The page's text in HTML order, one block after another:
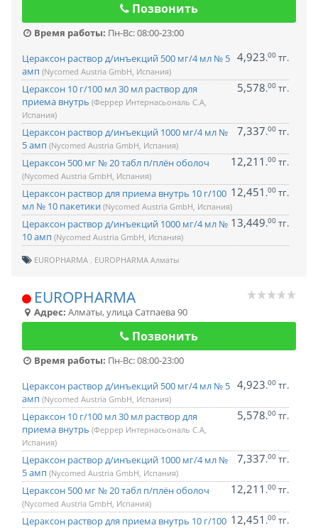
Позвонить
Время работы: Пн-Вс: 08:00-23:00
Цераксон раствор д/инъекций 500 мг/4 мл № 5
амп (Nycomed Austria GmbH, Испания)
4,923.00 тг.
Цераксон 10 г/100 мл 30 мл раствор для
приема внутрь (Феррер Интернасьональ С.А,
Испания)
5,578.00 тг.
Цераксон раствор д/инъекций 1000 мг/4 мл №
5 амп (Nycomed Austria GmbH, Испания)
7,337.00 тг.
Цераксон 500 мг № 20 табл п/плён оболоч
(Nycomed Austria GmbH, Испания)
12,211 .00 тг.
Цераксон раствор для приема внутрь 10 г/100
мл № 10 пакетики (Nycomed Austria GmbH, Испания)
12,451 .00 тг.
Цераксон раствор д/инъекций 1000 мг/4 мл №
10 амп (Nycomed Austria GmbH, Испания)
13,449.00 тг.
EUROPHARMA EUROPHARMA Алматы
EUROPHARMA
Адрес: Алматы,улица Сатпаева 90
Позвонить
Время работы: Пн-Вс: 08:00-23:00
Цераксон раствор д/инъекций 500 мг/4 мл № 5
амп (Nycomed Austria GmbH, Испания)
4,923.00 тг.
Цераксон 10 г/100 мл 30 мл раствор для
приема внутрь (Феррер Интернасьональ С.А,
Испания)
5,578.00 тг.
Цераксон раствор д/инъекций 1000 мг/4 мл №
5 амп (Nycomed Austria GmbH, Испания)
7,337.00 тг.
Цераксон 500 мг № 20 табл п/плён оболоч
(Nycomed Austria GmbH, Испания)
12,211 .00 тг.
Цераксон раствор для приема внутрь 10 г/100 12,451 .00 тг.